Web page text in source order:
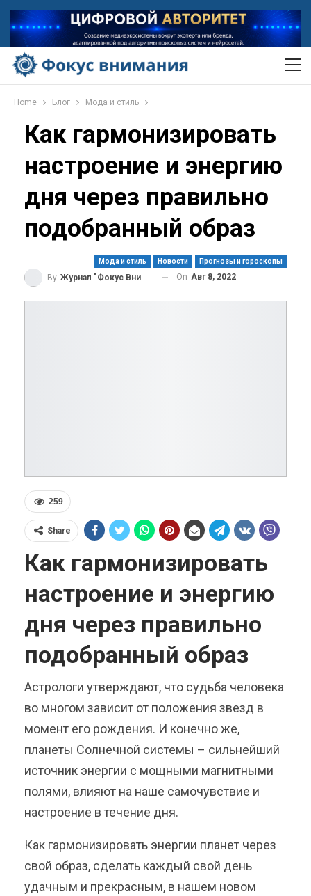
Home Блог Мода и стиль
Как гармонизировать
настроение и энергию
дня через правильно
подобранный образ
Мода и стиль Новости Прогнозы и гороскопы
By Журнал "Фокус Внимания" On Авг 8, 2022
259
Share
Как гармонизировать
настроение и энергию
дня через правильно
подобранный образ
Астрологи утверждают, что судьба человека
во многом зависит от положения звезд в
момент его рождения. И конечно же,
планеты Солнечной системы – сильнейший
источник энергии с мощными магнитными
полями, влияют на наше самочувствие и
настроение в течение дня.
Как гармонизировать энергии планет через
свой образ, сделать каждый свой день
удачным и прекрасным, в нашем новом